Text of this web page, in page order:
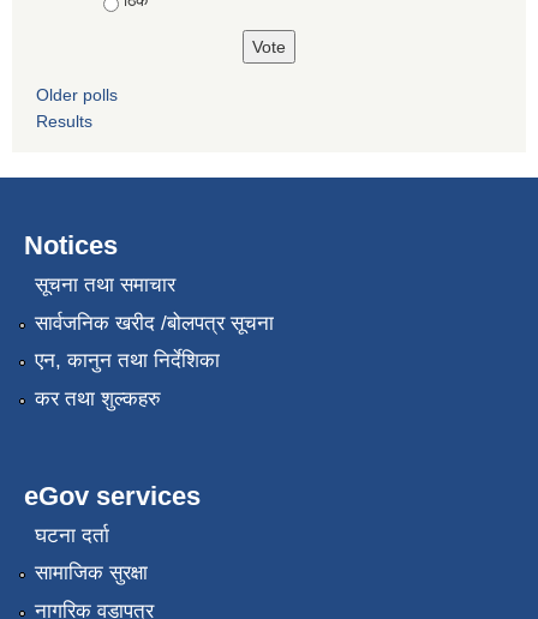
Older polls
Results
Notices
सूचना तथा समाचार
सार्वजनिक खरीद /बोलपत्र सूचना
एन, कानुन तथा निर्देशिका
कर तथा शुल्कहरु
eGov services
घटना दर्ता
सामाजिक सुरक्षा
नागरिक वडापत्र